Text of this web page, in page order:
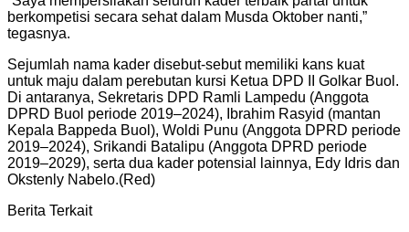
berkompetisi secara sehat dalam Musda Oktober nanti,”
tegasnya.
Sejumlah nama kader disebut-sebut memiliki kans kuat
untuk maju dalam perebutan kursi Ketua DPD II Golkar Buol.
Di antaranya, Sekretaris DPD Ramli Lampedu (Anggota
DPRD Buol periode 2019–2024), Ibrahim Rasyid (mantan
Kepala Bappeda Buol), Woldi Punu (Anggota DPRD periode
2019–2024), Srikandi Batalipu (Anggota DPRD periode
2019–2029), serta dua kader potensial lainnya, Edy Idris dan
Okstenly Nabelo.(Red)
Berita Terkait